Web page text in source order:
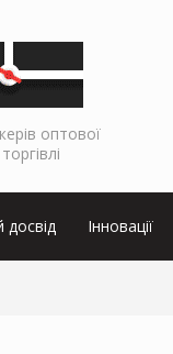
оптової
досвід Інновації